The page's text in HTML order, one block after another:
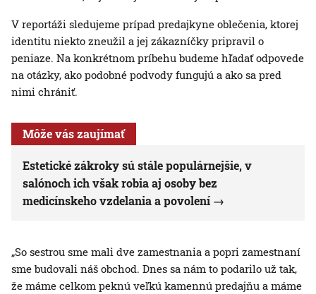
V reportáži sledujeme prípad predajkyne oblečenia, ktorej
identitu niekto zneužil a jej zákazníčky pripravil o
peniaze. Na konkrétnom príbehu budeme hľadať odpovede
na otázky, ako podobné podvody fungujú a ako sa pred
nimi chrániť.
Môže vás zaujímať
Estetické zákroky sú stále populárnejšie, v
salónoch ich však robia aj osoby bez
medicínskeho vzdelania a povolení
„So sestrou sme mali dve zamestnania a popri zamestnaní
sme budovali náš obchod. Dnes sa nám to podarilo už tak,
že máme celkom peknú veľkú kamennú predajňu a máme